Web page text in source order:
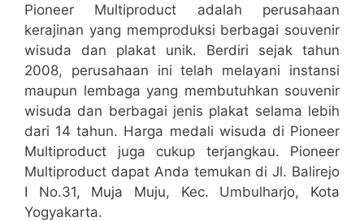
Pioneer Multiproduct adalah perusahaan
kerajinan yang memproduksi berbagai souvenir
wisuda dan plakat unik. Berdiri sejak tahun
2008, perusahaan ini telah melayani instansi
maupun lembaga yang membutuhkan souvenir
wisuda dan berbagai jenis plakat selama lebih
dari 14 tahun. Harga medali wisuda di Pioneer
Multiproduct juga cukup terjangkau. Pioneer
Multiproduct dapat Anda temukan di Jl. Balirejo
I No.31, Muja Muju, Kec. Umbulharjo, Kota
Yogyakarta.